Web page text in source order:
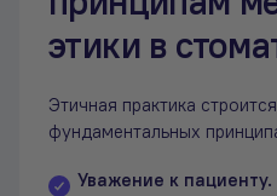
этики в
Этичная практика
фундаментальных
Уважение к пациенту.